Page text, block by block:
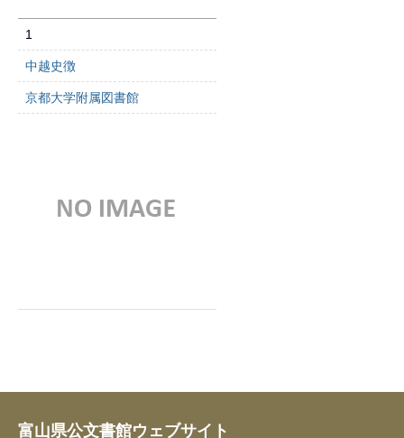
1
中越史徴
京都大学附属図書館
富山県公文書館ウェブサイト